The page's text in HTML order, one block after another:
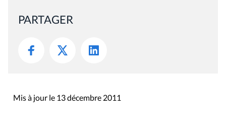
PARTAGER
Mis à jour le 13 décembre 2011